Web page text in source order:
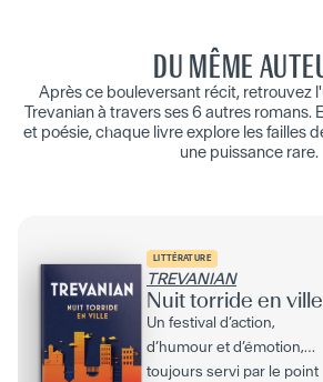
DU MÊME
Après ce bouleversant récit, retrouvez
Trevanian à travers ses 6 autres romans.
et poésie, chaque livre explore les failles
une puissance rare.
LITTÉRATURE
TREVANIAN
Nuit torride en ville
Un festival d’action,
d’humour et d’émotion,
toujours servi par le point